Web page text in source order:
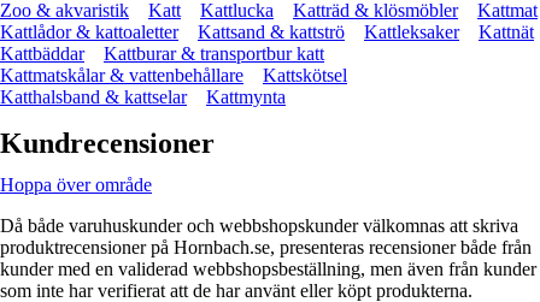
Zoo & akvaristik Katt Kattlucka Katträd & klösmöbler
Kattmat
Kattlådor & kattoaletter
Kattsand & kattströ Kattleksaker
Kattnät
Kattbäddar
Kattburar & transportbur katt
Kattmatskålar & vattenbehållare
Kattskötsel
Katthalsband & kattselar
Kattmynta
Kundrecensioner
Hoppa över område
Då både varuhuskunder och webbshopskunder välkomnas att skriva
produktrecensioner på Hornbach.se, presenteras recensioner både från
kunder med en validerad webbshopsbeställning, men även från kunder
som inte har verifierat att de har använt eller köpt produkterna.